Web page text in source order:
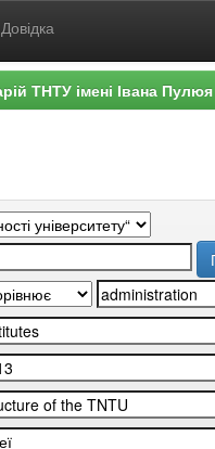
Довідка
ТНТУ імені Івана Пулюя